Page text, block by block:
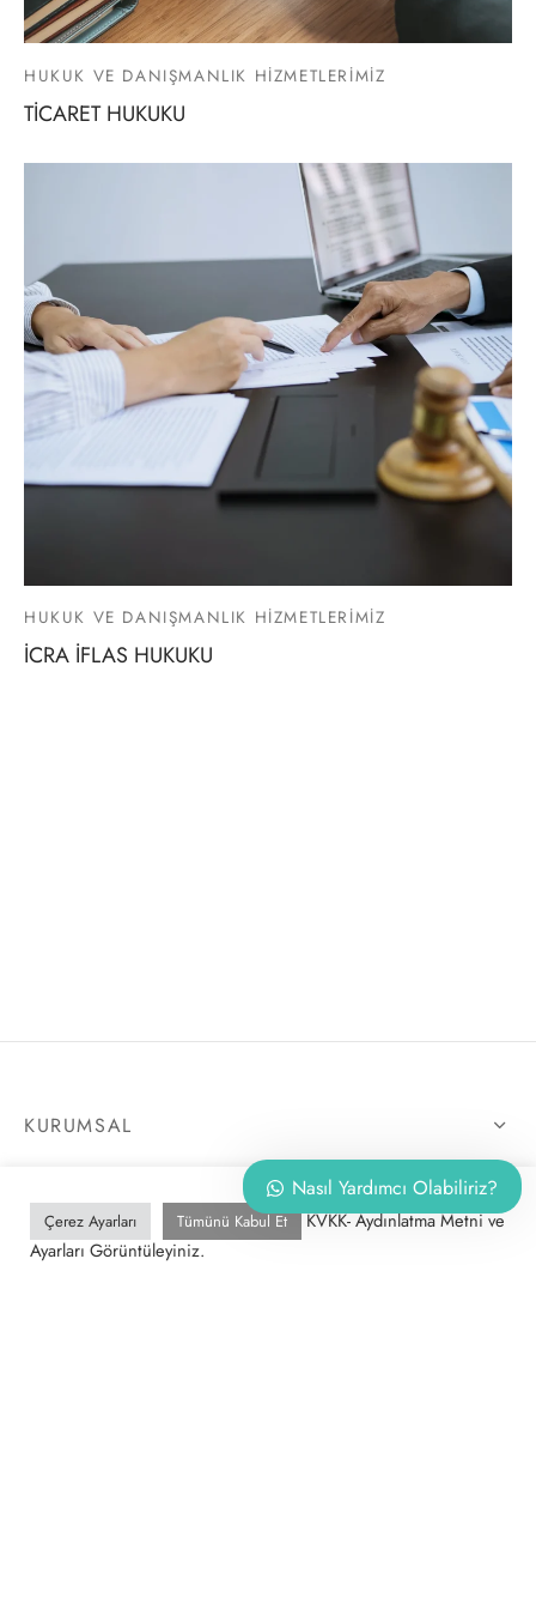
HUKUK VE DANIŞMANLIK HİZMETLERİMİZ
TİCARET HUKUKU
HUKUK VE DANIŞMANLIK HİZMETLERİMİZ
İCRA İFLAS HUKUKU
KURUMSAL
UZMANLIK ALANLARIMIZ
Çerez Ayarları Tümünü Kabul Et
KVKK- Aydınlatma Metni ve
Ayarları Görüntüleyiniz.
Nasıl Yardımcı Olabiliriz?